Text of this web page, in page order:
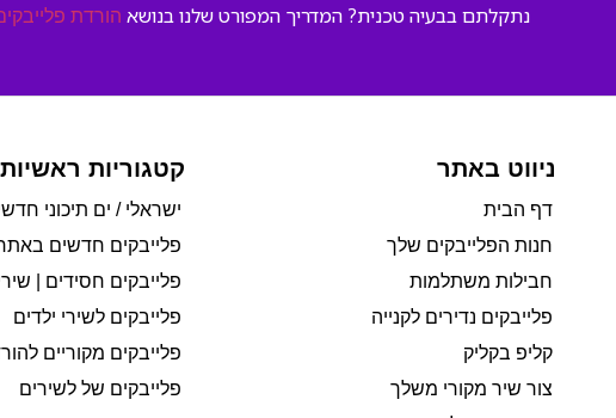
נתקלתם בבעיה טכנית? המדריך המפורט שלנו בנושא הורדת
ניווט באתר
דף הבית
חנות הפלייבקים שלך
חבילות משתלמות
פלייבקים נדירים לקנייה
קליפ בקליק
צור שיר מקורי משלך
קטגוריות ראשיות
ישראלי / ים תיכוני
פלייבקים חדשים
פלייבקים חסידים |
פלייבקים לשירי ילדים
פלייבקים מקוריים
פלייבקים של לשירים